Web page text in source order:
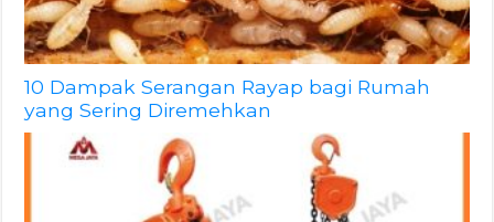
10 Dampak Serangan Rayap bagi Rumah
yang Sering Diremehkan